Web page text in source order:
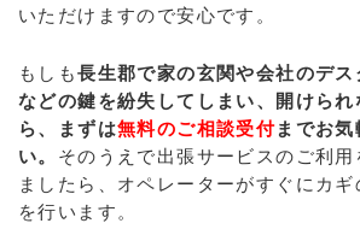
いただけますので安心です。
もしも長生郡で家の玄関や会社のデ
などの鍵を紛失してしまい、開けられ
ら、まずは無料のご相談受付までお
い。 そのうえで出張サービスのご利
ましたら、オペレーターがすぐにカ
を行います。